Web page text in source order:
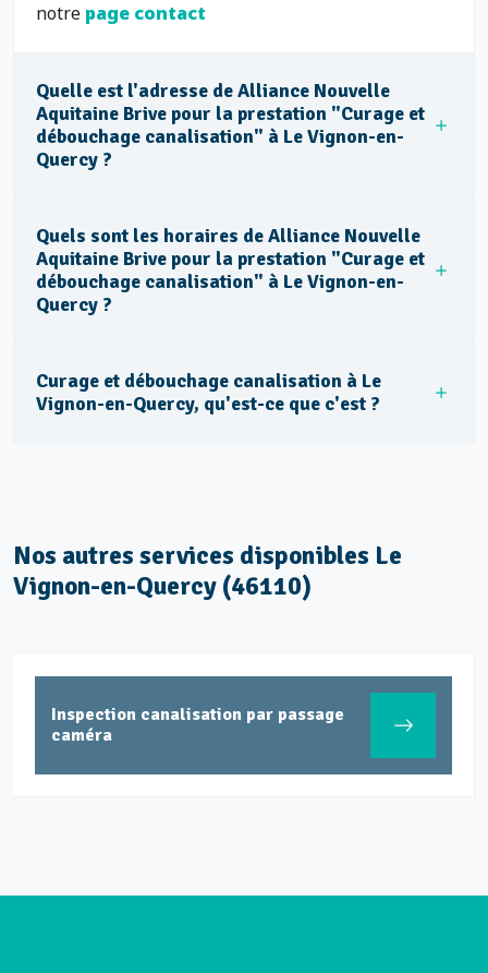
notre page contact
Quelle est l'adresse de Alliance Nouvelle
Aquitaine Brive pour la prestation "Curage et
débouchage canalisation" à Le Vignon-en-
Quercy ?
Quels sont les horaires de Alliance Nouvelle
Aquitaine Brive pour la prestation "Curage et
débouchage canalisation" à Le Vignon-en-
Quercy ?
Curage et débouchage canalisation à Le
Vignon-en-Quercy, qu'est-ce que c'est ?
Nos autres services disponibles Le
Vignon-en-Quercy (46110)
Inspection canalisation par passage
caméra